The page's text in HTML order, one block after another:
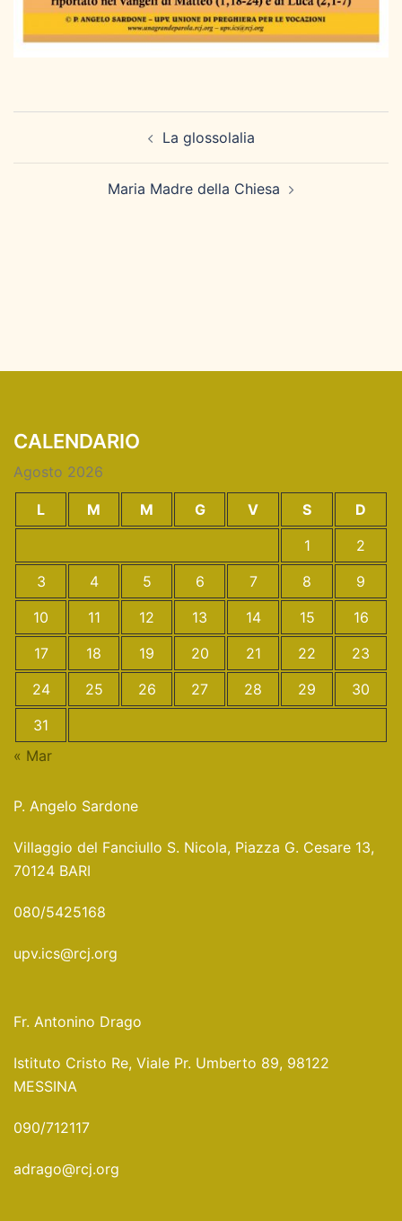
La glossolalia
Maria Madre della Chiesa
CALENDARIO
Agosto 2026
L M M G V S
D
1
2
3
4 5 6 7 8
9
10
11 12 13 14 15
16
17
18 19 20 21 22
23
24
25 26 27 28 29
30
31
« Mar
P. Angelo Sardone
Villaggio del Fanciullo S. Nicola, Piazza G. Cesare 13,
70124 BARI
080/5425168
upv.ics@rcj.org
Fr. Antonino Drago
Istituto Cristo Re, Viale Pr. Umberto 89, 98122
MESSINA
090/712117
adrago@rcj.org